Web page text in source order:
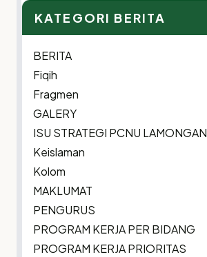
KATEGORI BERITA
BERITA
Fiqih
Fragmen
GALERY
ISU STRATEGI PCNU LAMONGAN
Keislaman
Kolom
MAKLUMAT
PENGURUS
PROGRAM KERJA PER BIDANG
PROGRAM KERJA PRIORITAS